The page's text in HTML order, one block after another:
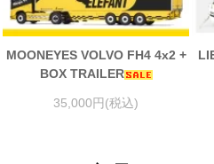
MOONEYES VOLVO FH4 4x2 +
BOX TRAILER
35,000円(税込)